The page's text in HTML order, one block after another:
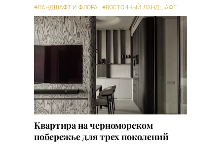
#ЛАНДШАФТ И ФЛОРА #ВОСТОЧНЫЙ ЛАНДШАФТ
Квартира на черноморском
побережье для трех поколений